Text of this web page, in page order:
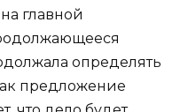
главной
определять
предложение